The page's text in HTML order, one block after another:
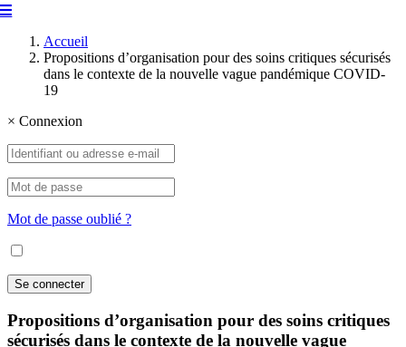
Accueil
Propositions d’organisation pour des soins critiques sécurisés
dans le contexte de la nouvelle vague pandémique COVID-
19
× Connexion
Mot de passe oublié ?
Propositions d’organisation pour des soins critiques
sécurisés dans le contexte de la nouvelle vague